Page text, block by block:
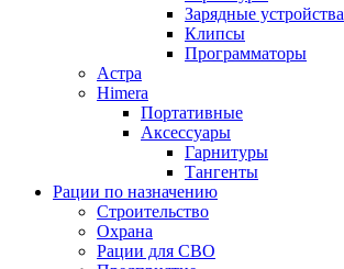
Зарядные устройства
Клипсы
Программаторы
Астра
Himera
Портативные
Аксессуары
Гарнитуры
Тангенты
Рации по назначению
Строительство
Охрана
Рации для СВО